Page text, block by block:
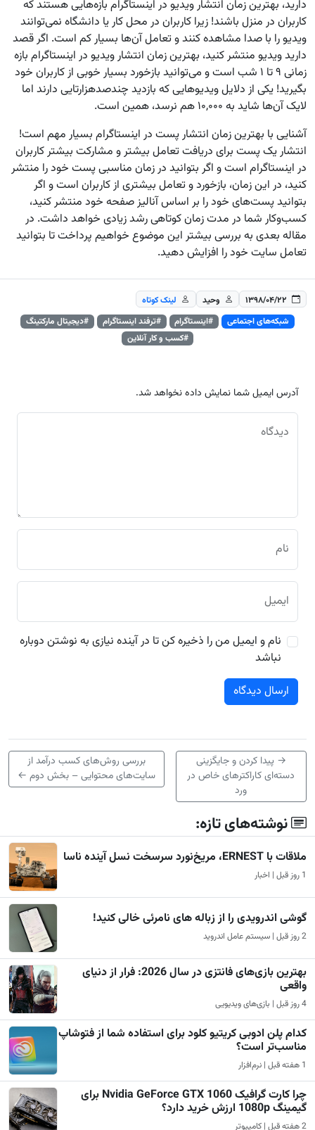
دارید، بهترین زمان انتشار ویدیو در اینستاگرام بازه‌هایی هستند که
کاربران در منزل باشند! زیرا کاربران در محل کار یا دانشگاه نمی‌توانند
ویدیو را با صدا مشاهده کنند و تعامل آن‌ها بسیار کم است. اگر قصد
دارید ویدیو منتشر کنید، بهترین زمان انتشار ویدیو در اینستاگرام بازه
زمانی ۹ تا ۱ شب است و می‌توانید بازخورد بسیار خوبی از کاربران خود
بگیرید! یکی از دلایل ویدیوهایی که بازدید چندصدهزارتایی دارند اما
لایک‌ آن‌ها شاید به ۱۰,۰۰۰ هم نرسد، همین است.
آشنایی با بهترین زمان انتشار پست در اینستاگرام بسیار مهم است!
انتشار یک پست برای دریافت تعامل بیشتر و مشارکت بیشتر کاربران
در اینستاگرام است و اگر بتوانید در زمان مناسبی پست خود را منتشر
کنید، در این زمان، بازخورد و تعامل بیشتری از کاربران است و اگر
بتوانید پست‌های خود را بر اساس آنالیز صفحه خود منتشر کنید،
کسب‌وکار شما در مدت زمان کوتاهی رشد زیادی خواهد داشت. در
مقاله بعدی به بررسی بیشتر این موضوع خواهیم پرداخت تا بتوانید
تعامل سایت خود را افزایش دهید.
۱۳۹۸/۰۴/۲۲ وحید
لینک کوتاه
شبکه‌های اجتماعی
#اینستاگرام #ترفند اینستاگرام
#دیجیتال مارکتینگ
#کسب و کار آنلاین
آدرس ایمیل شما نمایش داده نخواهد شد.
دیدگاه
نام
ایمیل
نام و ایمیل من را ذخیره کن تا در آینده نیازی به نوشتن دوباره
نباشد
→ پیدا کردن و جایگزینی
دسته‌ای کاراکترهای خاص در
ورد
بررسی روش‌های کسب درآمد از
سایت‌های محتوایی – بخش دوم ←
نوشته‌های تازه:
ملاقات با ERNEST، مریخ‌نورد سرسخت نسل آینده ناسا
1 روز قبل | اخبار
گوشی اندرویدی را از زباله های نامرئی خالی کنید!
2 روز قبل | سیستم عامل اندروید
بهترین بازی‌های فانتزی در سال 2026: فرار از دنیای
واقعی
4 روز قبل | بازی‌های ویدیویی
کدام پلن ادوبی کریتیو کلود برای استفاده شما از فتوشاپ
مناسب‌تر است؟
1 هفته قبل | نرم‌افزار
چرا کارت گرافیک Nvidia GeForce GTX 1060 برای
گیمینگ 1080p ارزش خرید دارد؟
2 هفته قبل | کامپیوتر